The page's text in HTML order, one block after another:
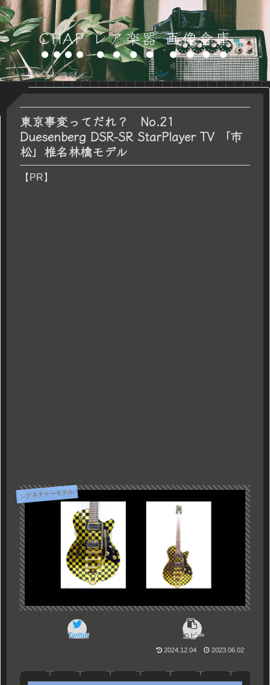
CHAP レア楽器 画像倉庫
東京事変ってだれ？ No.21
Duesenberg DSR-SR StarPlayer TV 「市
松」椎名林檎モデル
【PR】
シグネチャーモデル
Twitter コピー
2024.12.04 2023.06.02